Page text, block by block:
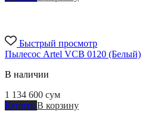
Быстрый просмотр
Пылесос Artel VCB 0120 (Белый)
В наличии
1 134 600 сум
Купить В корзину